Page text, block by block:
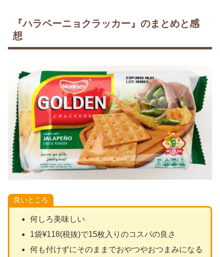
『ハラペーニョクラッカー』のまとめと感
想
良いところ
何しろ美味しい
1袋¥118(税抜)で15枚入りのコスパの良さ
何も付けずにそのままでおやつやおつまみになる